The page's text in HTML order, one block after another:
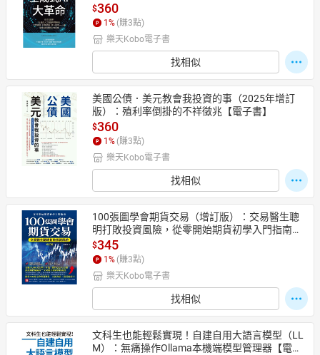
途……等全面的影響與如何因應【電子書】
$360
1 % (賺3點)
樂天Kobo電子書
找相似
美國公債．美元教會我投資的事（2025年增訂
版）：殖利率倒掛的不祥徵兆【電子書】
$360
1 % (賺3點)
樂天Kobo電子書
找相似
100張圖學會期貨交易（增訂版）：交易醫生聰
明打敗投資風險，從零開始期貨初學入門指南
【電子書】
$345
1 % (賺3點)
樂天Kobo電子書
找相似
文科生也能輕鬆實現！自建自用大語言模型（LL
M）：無痛操作Ollama本機端模型管理器【電子